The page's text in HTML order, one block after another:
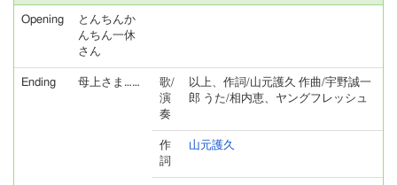
Opening
とんちんか
んちん一休
さん
Ending 母上さま……
歌/
演
奏
以上、作詞/山元護久 作曲/宇野誠一
郎 うた/相内恵、ヤングフレッシュ
作
詞
山元護久